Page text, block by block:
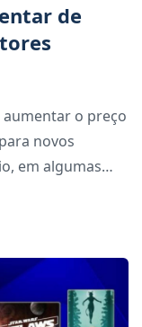
de
o preço
novos
em algumas